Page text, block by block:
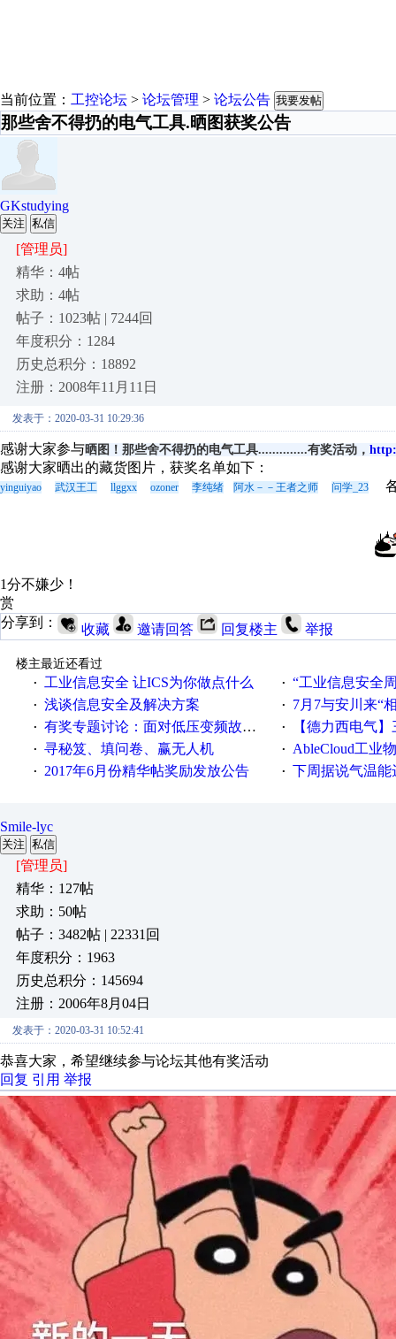
当前位置： 工控论坛 > 论坛管理 > 论坛公告 我要发帖
那些舍不得扔的电气工具.晒图获奖公告
GKstudying
关注 私信
[管理员]
精华：4帖
求助：4帖
帖子：1023帖 | 7244回
年度积分：1284
历史总积分：18892
注册：2008年11月11日
发表于：2020-03-31 10:29:36
感谢大家参与晒图！那些舍不得扔的电气工具..............有奖活动，
感谢大家晒出的藏货图片，获奖名单如下：
yinguiyao 武汉王工 llggxx ozoner 李纯绪 阿水－－王者之师 问学_23
1分不嫌少！
赏
分享到：
收藏 邀请回答 回复楼主 举报
楼主最近还看过
·
工业信息安全 让ICS为你做点什么 · “工业信息安全周之我见”
· 浅谈信息安全及解决方案 · 7月7与安川来“
· 有奖专题讨论：面对低压变频故障，老手是这样解决的！ · 【德力西电气】三
· 寻秘笈、填问卷、赢无人机 · AbleCloud工业物联
· 2017年6月份精华帖奖励发放公告 · 下周据说气温能
Smile-lyc
关注 私信
[管理员]
精华：127帖
求助：50帖
帖子：3482帖 | 22331回
年度积分：1963
历史总积分：145694
注册：2006年8月04日
发表于：2020-03-31 10:52:41
恭喜大家，希望继续参与论坛其他有奖活动
回复 引用 举报